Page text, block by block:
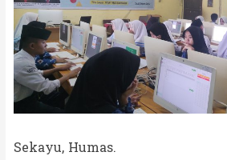
Sekayu, Humas.